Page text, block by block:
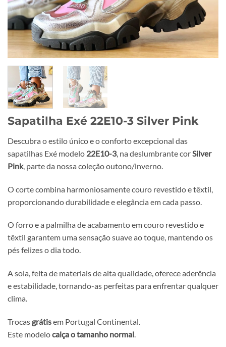
Sapatilha Exé 22E10-3 Silver Pink
Descubra o estilo único e o conforto excepcional das
sapatilhas Exé modelo 22E10-3, na deslumbrante corSilver
Pink, parte da nossa coleção outono/inverno.
O corte combina harmoniosamente couro revestido e têxtil,
proporcionando durabilidade e elegância em cada passo.
O forro e a palmilha de acabamento em couro revestido e
têxtil garantem uma sensação suave ao toque, mantendo os
pés felizes o dia todo.
A sola, feita de materiais de alta qualidade, oferece aderência
e estabilidade, tornando-as perfeitas para enfrentar qualquer
clima.
Trocas grátisem Portugal Continental.
Este modelocalça o tamanho normal.